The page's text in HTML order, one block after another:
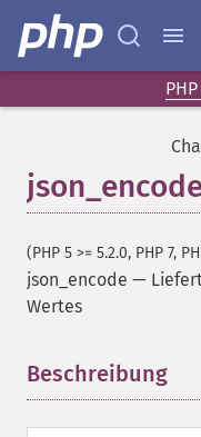
(PHP 5 >= 5.2.0, PHP 7,
json_encode —
Wertes
Beschreibung